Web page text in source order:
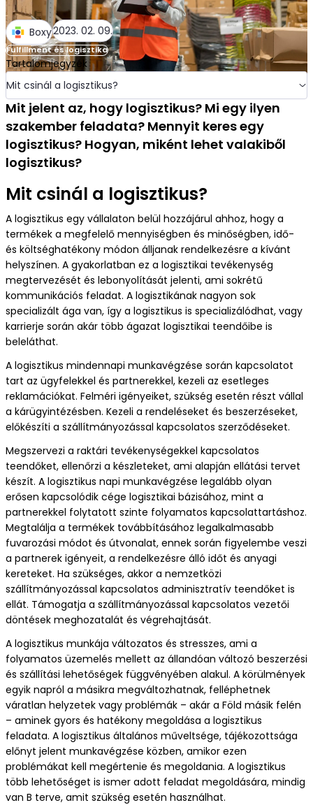
További információ
Mitől vagyunk biztonságosak?
Mit várhatsz a fulfillmenttől?
Teherlevétel a fulfillmenttel?
Integráció
GYIK
Referenciák
Szektorok
Étrend és szépségápolás
Divat és ruházat
Otthon, kert, barkács
Szórakoztató elektronika
Állattartás, állatfelszerelés
További szektorok
Boxy2023. 02. 09.
Fulfillment és logisztika
Tartalomjegyzék
Mit csinál a logisztikus?
Mit jelent az, hogy logisztikus? Mi egy ilyen
szakember feladata? Mennyit keres egy
logisztikus? Hogyan, miként lehet valakiből
logisztikus?
Mit csinál a logisztikus?
A logisztikus egy vállalaton belül hozzájárul ahhoz, hogy a
termékek a megfelelő mennyiségben és minőségben, idő-
és költséghatékony módon álljanak rendelkezésre a kívánt
helyszínen. A gyakorlatban ez a logisztikai tevékenység
megtervezését és lebonyolítását jelenti, ami sokrétű
kommunikációs feladat. A logisztikának nagyon sok
specializált ága van, így a logisztikus is specializálódhat, vagy
karrierje során akár több ágazat logisztikai teendőibe is
beleláthat.
A logisztikus mindennapi munkavégzése során kapcsolatot
tart az ügyfelekkel és partnerekkel, kezeli az esetleges
reklamációkat. Felméri igényeiket, szükség esetén részt vállal
a kárügyintézésben. Kezeli a rendeléseket és beszerzéseket,
előkészíti a szállítmányozással kapcsolatos szerződéseket.
Megszervezi a raktári tevékenységekkel kapcsolatos
teendőket, ellenőrzi a készleteket, ami alapján ellátási tervet
készít. A logisztikus napi munkavégzése legalább olyan
erősen kapcsolódik cége logisztikai bázisához, mint a
partnerekkel folytatott szinte folyamatos kapcsolattartáshoz.
Megtalálja a termékek továbbításához legalkalmasabb
fuvarozási módot és útvonalat, ennek során figyelembe veszi
a partnerek igényeit, a rendelkezésre álló időt és anyagi
kereteket. Ha szükséges, akkor a nemzetközi
szállítmányozással kapcsolatos adminisztratív teendőket is
ellát. Támogatja a szállítmányozással kapcsolatos vezetői
döntések meghozatalát és végrehajtását.
A logisztikus munkája változatos és stresszes, ami a
folyamatos üzemelés mellett az állandóan változó beszerzési
és szállítási lehetőségek függvényében alakul. A körülmények
egyik napról a másikra megváltozhatnak, felléphetnek
váratlan helyzetek vagy problémák – akár a Föld másik felén
– aminek gyors és hatékony megoldása a logisztikus
feladata. A logisztikus általános műveltsége, tájékozottsága
előnyt jelent munkavégzése közben, amikor ezen
problémákat kell megértenie és megoldania. A logisztikus
több lehetőséget is ismer adott feladat megoldására, mindig
van B terve, amit szükség esetén használhat.